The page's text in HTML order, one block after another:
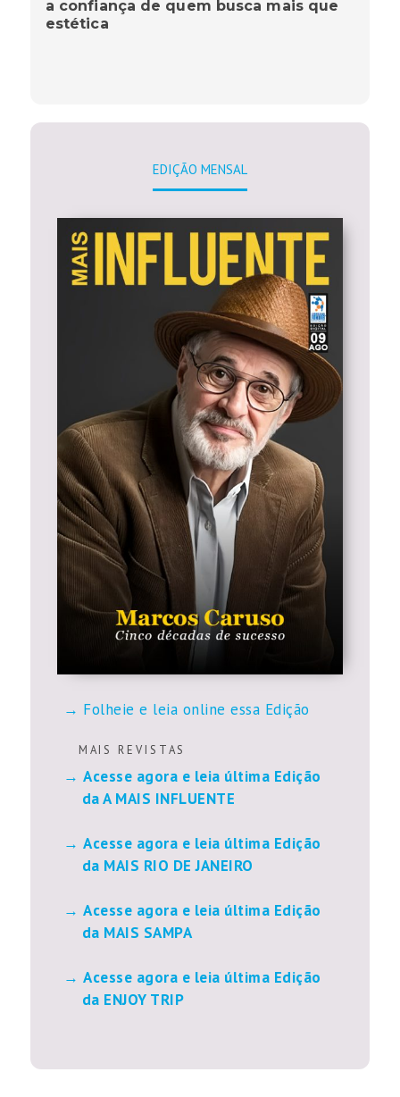
a confiança de quem busca mais que
estética
EDIÇÃO MENSAL
Folheie e leia online essa Edição
M A I S R E V I S T A S
Acesse agora e leia última Edição
da A MAIS INFLUENTE
Acesse agora e leia última Edição
da MAIS RIO DE JANEIRO
Acesse agora e leia última Edição
da MAIS SAMPA
Acesse agora e leia última Edição
da ENJOY TRIP